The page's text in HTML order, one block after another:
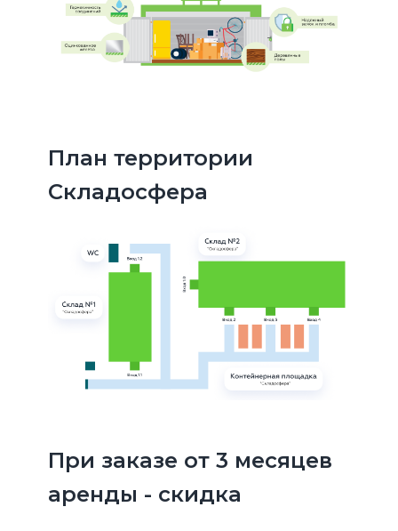
План территории
Складосфера
При заказе от 3 месяцев
аренды - скидка